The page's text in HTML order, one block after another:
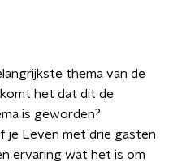
thema van de
het dat dit de
is geworden?
je Leven met drie gasten
ervaring wat het is om